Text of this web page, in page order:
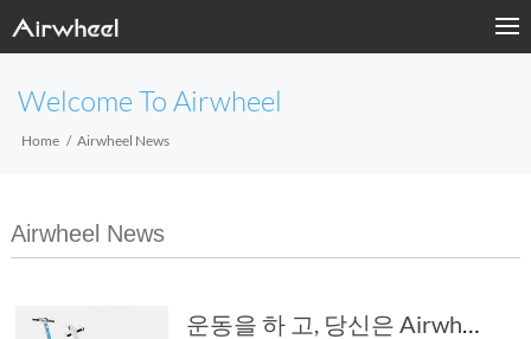
Welcome To Airwheel
Home Airwheel News
Airwheel News
운동을 하 고, 당신은 Airwheel 전기 각자 균형 스쿠터를 떠날 수 없다